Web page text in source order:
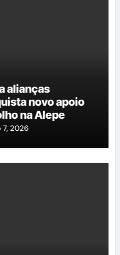
alianças
novo apoio
na Alepe
7, 2026